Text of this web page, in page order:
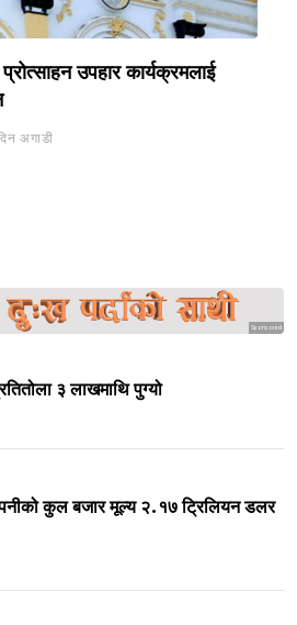
प्रोत्साहन उपहार कार्यक्रमलाई
अगाडी
Sponsored
३ लाखमाथि पुग्यो
कुल बजार मूल्य २.१७ ट्रिलियन डलर